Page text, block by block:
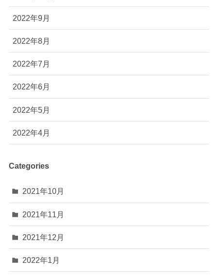
2022年9月
2022年8月
2022年7月
2022年6月
2022年5月
2022年4月
Categories
2021年10月
2021年11月
2021年12月
2022年1月